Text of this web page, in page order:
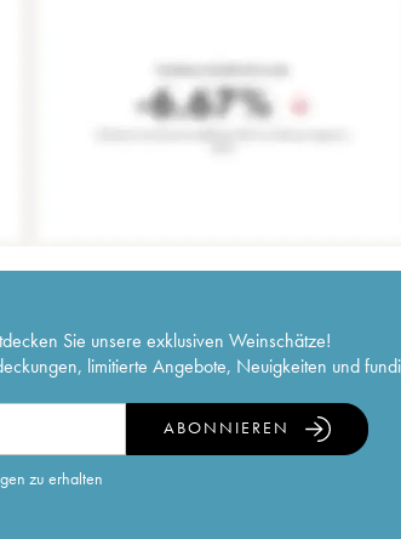
Sie unsere exklusiven Weinschätze!
limitierte Angebote, Neuigkeiten und
zu erhalten
ABONNIEREN